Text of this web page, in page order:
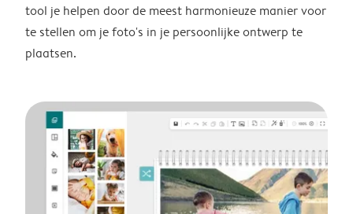
tool je helpen door de meest harmonieuze manier voor
te stellen om je foto's in je persoonlijke ontwerp te
plaatsen.